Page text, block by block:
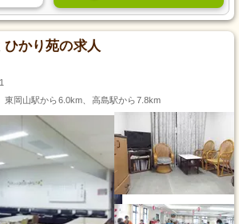
かり苑の求人
東岡山駅から6.0km、高島駅から7.8km